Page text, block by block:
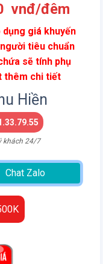
vnđ/đêmGiá
hiện
tại
là:
giá khuyến
tiêu chuẩn
sẽ tính phụ
thêm chi tiết
Hiền
khách 24/7
Chat Zalo